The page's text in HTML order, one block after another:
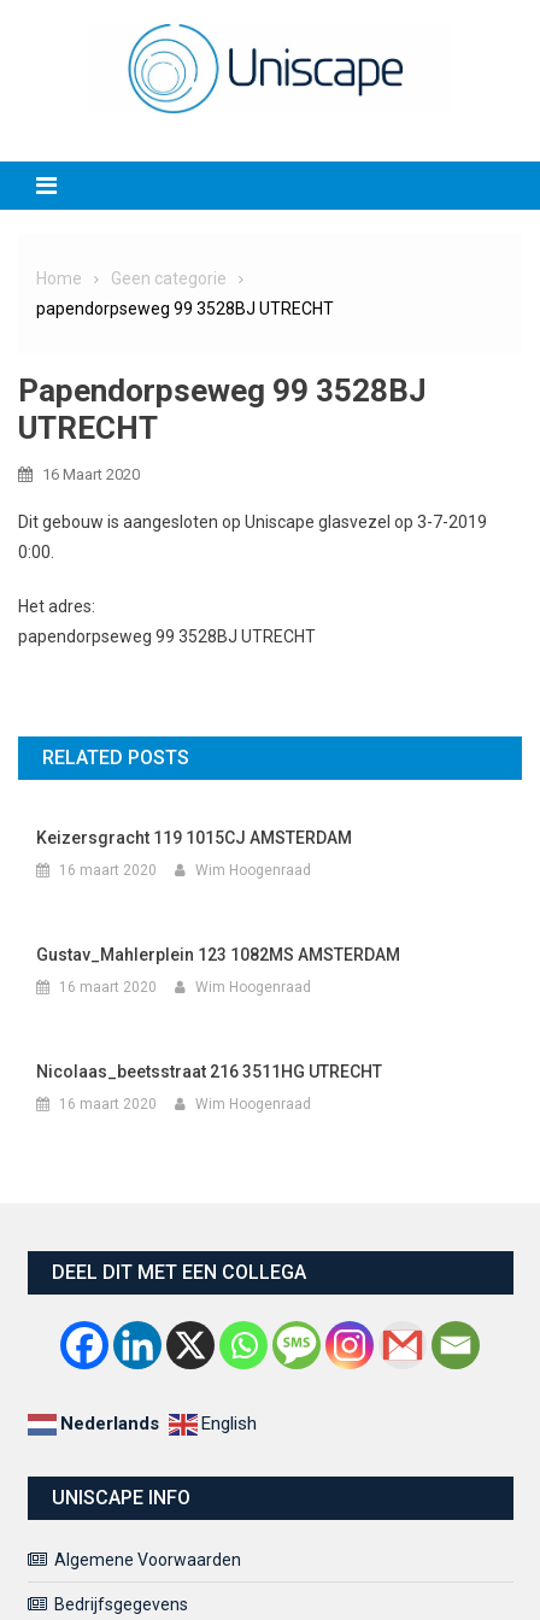
Home
Geen categorie
papendorpseweg 99 3528BJ UTRECHT
Papendorpseweg 99 3528BJ
UTRECHT
16 Maart 2020
Dit gebouw is aangesloten op Uniscape glasvezel op 3-7-2019
0:00.
Het adres:
papendorpseweg 99 3528BJ UTRECHT
RELATED POSTS
Keizersgracht 119 1015CJ AMSTERDAM
16 maart 2020 Wim Hoogenraad
Gustav_Mahlerplein 123 1082MS AMSTERDAM
16 maart 2020 Wim Hoogenraad
Nicolaas_beetsstraat 216 3511HG UTRECHT
16 maart 2020 Wim Hoogenraad
DEEL DIT MET EEN COLLEGA
Nederlands English
UNISCAPE INFO
Algemene Voorwaarden
Bedrijfsgegevens